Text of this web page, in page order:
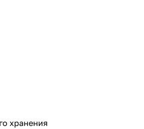
хранения